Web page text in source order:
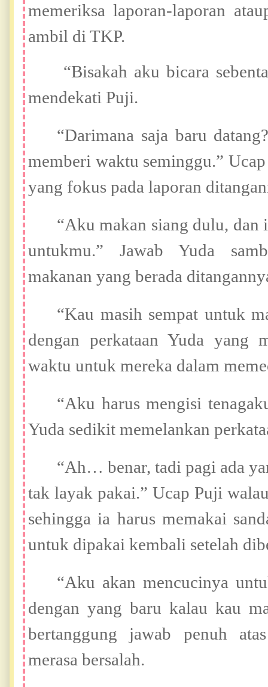
memeriksa laporan-laporan
ambil di TKP.
“Bisakah aku bicara
mendekati Puji.
“Darimana saja baru
memberi waktu seminggu.”
yang fokus pada laporan
“Aku makan siang dulu, dan
untukmu.” Jawab Yuda
makanan yang berada
“Kau masih sempat untuk
dengan perkataan Yuda yang
waktu untuk mereka dalam
“Aku harus mengisi
Yuda sedikit memelankan
“Ah… benar, tadi pagi ada
tak layak pakai.” Ucap Puji
sehingga ia harus memakai
untuk dipakai kembali setelah
“Aku akan mencucinya
dengan yang baru kalau kau
bertanggung jawab penuh
merasa bersalah.